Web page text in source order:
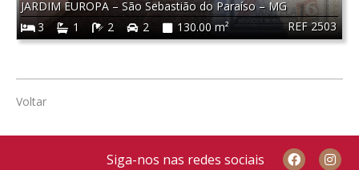
REF 2503
JARDIM EUROPA – São Sebastião do Paraíso–MG
3
1 2 2 130.00 m²
Voltar
Siga-nos nas redes sociais